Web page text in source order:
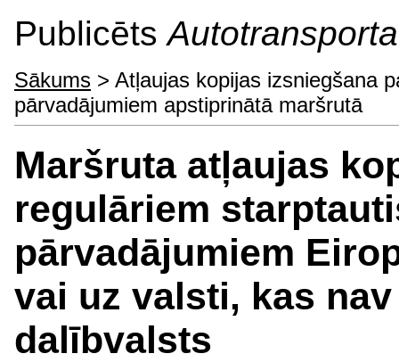
Publicēts
Sākums > Atļaujas kopijas izsniegšana
pārvadājumiem apstiprinātā maršrutā
Maršruta atļaujas
regulāriem
pārvadājumiem
vai uz valsti, kas
dalībvalsts